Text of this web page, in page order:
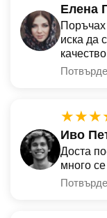
Елена
иска да
Иво
Доста
много